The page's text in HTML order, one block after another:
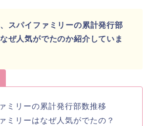
スパイファミリーの累計発行部
ぜ人気がでたのか紹介していま
ミリーの累計発行部数推移
ミリーはなぜ人気がでたの？